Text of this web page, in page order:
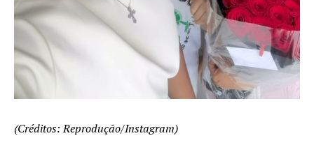
(Créditos: Reprodução/Instagram)